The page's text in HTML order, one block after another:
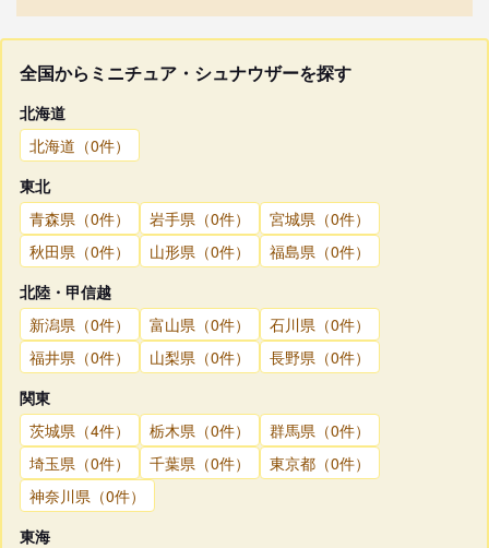
全国からミニチュア・シュナウザーを探す
北海道
北海道（0件）
東北
青森県（0件）
岩手県（0件）
宮城県（0件）
秋田県（0件）
山形県（0件）
福島県（0件）
北陸・甲信越
新潟県（0件）
富山県（0件）
石川県（0件）
福井県（0件）
山梨県（0件）
長野県（0件）
関東
茨城県（4件）
栃木県（0件）
群馬県（0件）
埼玉県（0件）
千葉県（0件）
東京都（0件）
神奈川県（0件）
東海